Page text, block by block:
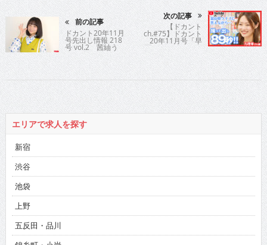
前の記事
ドカント20年11月
号先出し情報 218
号 vol.2 茜紬う
たさん
次の記事
【ドカント
ch.#75】ドカント
20年11月号「早
耳！エンタメ・イ
ンタビュー550」
万理華さんの動画
エリアで求人を探す
新宿
渋谷
池袋
上野
五反田・品川